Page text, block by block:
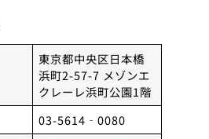
東京都中央区日本橋
浜町2-57-7 メゾンエ
クレーレ浜町公園1階
03-5614‐0080